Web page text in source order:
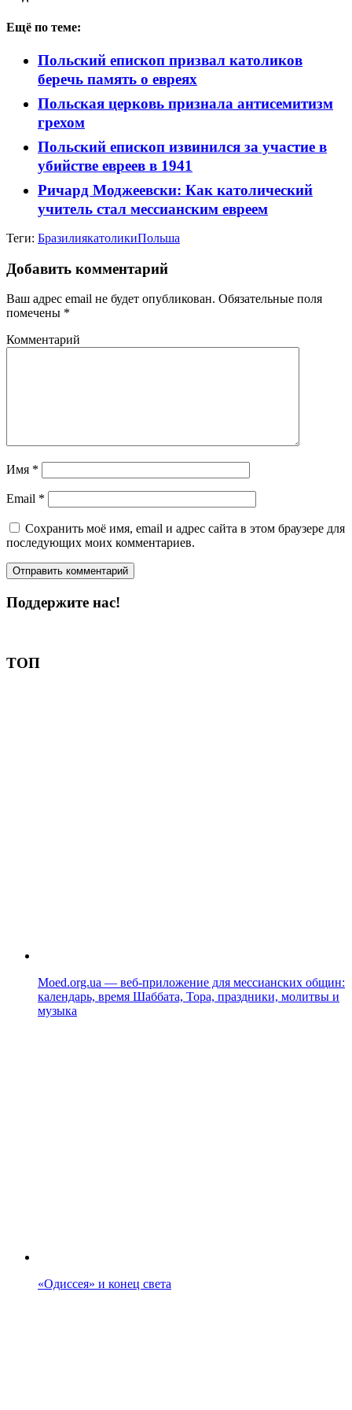
Ещё по теме:
Польский епископ призвал католиков
беречь память о евреях
Польская церковь признала антисемитизм
грехом
Польский епископ извинился за участие в
убийстве евреев в 1941
Ричард Моджеевски: Как католический
учитель стал мессианским евреем
Теги: БразилиякатоликиПольша
Добавить комментарий
Ваш адрес email не будет опубликован. Обязательные поля
помечены *
Комментарий
Имя *
Email *
Сохранить моё имя, email и адрес сайта в этом браузере для
последующих моих комментариев.
Поддержите нас!
ТОП
Moed.org.ua — веб-приложение для мессианских общин:
календарь, время Шаббата, Тора, праздники, молитвы и
музыка
«Одиссея» и конец света